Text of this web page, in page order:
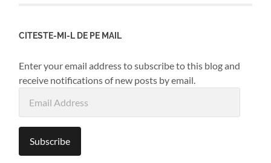
CITESTE-MI-L DE PE MAIL
Enter your email address to subscribe to this blog and
receive notifications of new posts by email.
Address
Subscribe